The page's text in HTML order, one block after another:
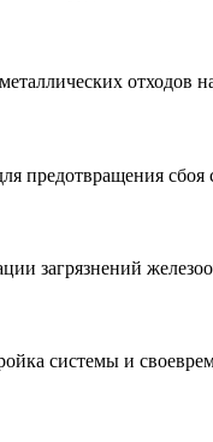
отходов
предотвращения сбоя
загрязнений
системы и